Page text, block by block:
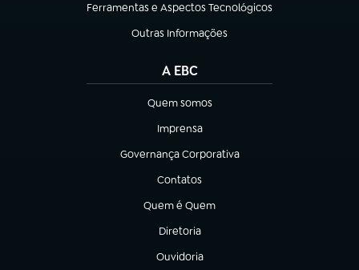
Ferramentas e Aspectos Tecnológicos
(abre em nova aba)
Outras Informações
(abre em nova aba)
A EBC
Quem somos
(abre em nova aba)
Imprensa
(abre em nova aba)
Governança Corporativa
(abre em nova aba)
Contatos
(abre em nova aba)
Quem é Quem
(abre em nova aba)
Diretoria
(abre em nova aba)
Ouvidoria
(abre em nova aba)